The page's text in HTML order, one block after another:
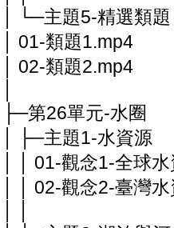
│ └─主題5-精選類題
│ 01-類題1.mp4
│ 02-類題2.mp4
├─第26單元-水圈
│ ├─主題1-水資源
│ │ 01-觀念1-全球
│ │ 02-觀念2-臺灣